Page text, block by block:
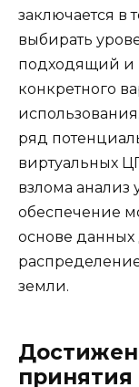
заключается в
выбирать
подходящий и
конкретного
ряд
виртуальных
взлома анализ
обеспечение
основе данных
земли.
принятия